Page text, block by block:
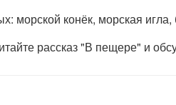
морской конёк, морская
рассказ "В пещере" и